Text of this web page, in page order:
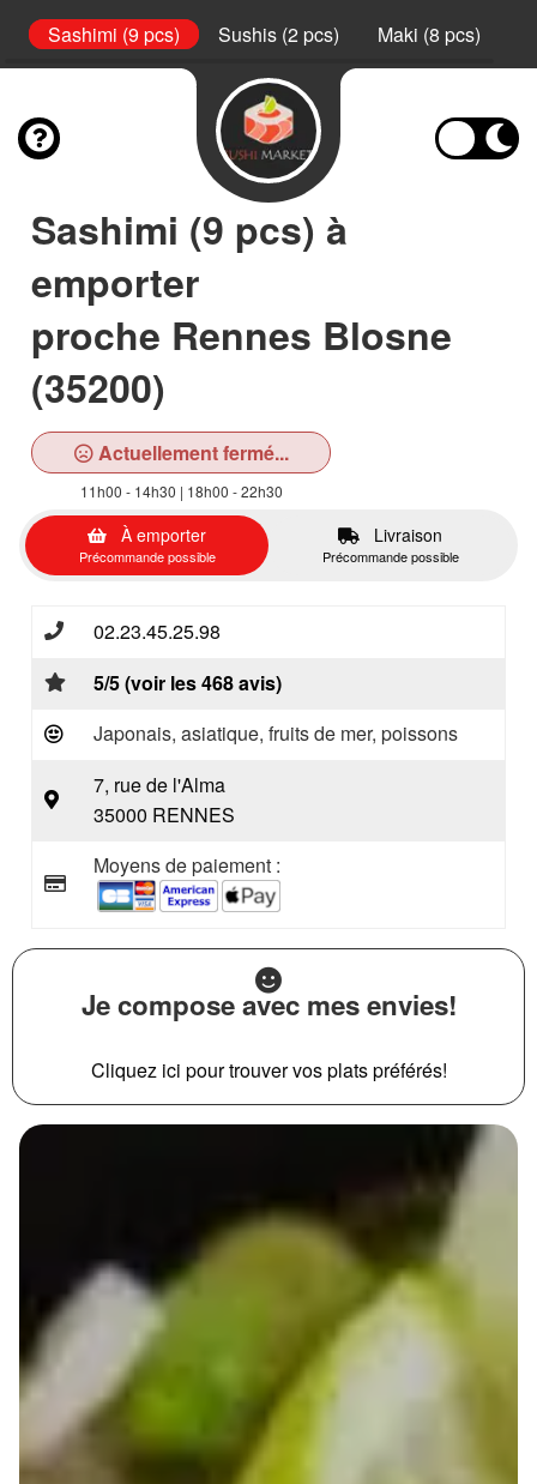
Sashimi (9 pcs) Sushis (2 pcs) Maki (8 pcs)
Sashimi (9 pcs) à
emporter
proche Rennes Blosne
(35200)
Actuellement fermé...
11h00 - 14h30 | 18h00 - 22h30
À emporter
Précommande possible
Livraison
Précommande possible
02.23.45.25.98
5/5 (voir les 468 avis)
Japonais, asiatique, fruits de mer, poissons
7, rue de l'Alma
35000 RENNES
Moyens de paiement :
Je compose avec mes envies!
Cliquez ici pour trouver vos plats préférés!